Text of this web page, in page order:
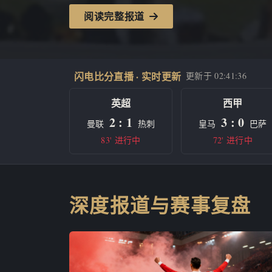
阅读完整报道
闪电比分直播 · 实时更新 更新于02:41:36
英超
曼联 2 : 1 热刺
83' 进行中
西甲
皇马 3 : 0 巴萨
72' 进行中
深度报道与赛事复盘